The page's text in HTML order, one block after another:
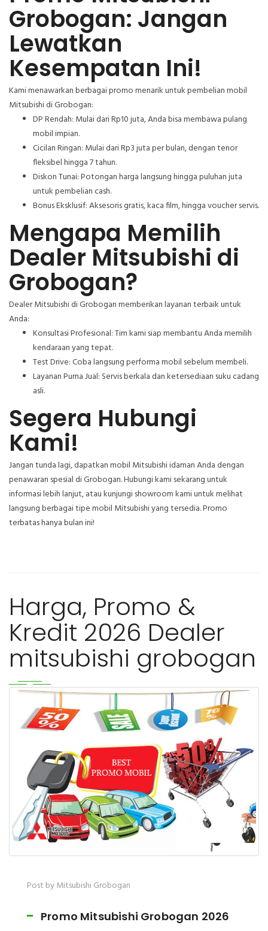
Grobogan: Jangan
Lewatkan
Kesempatan Ini!
Kami menawarkan berbagai promo menarik untuk pembelian mobil
Mitsubishi di Grobogan:
DP Rendah: Mulai dari Rp10 juta, Anda bisa membawa pulang
mobil impian.
Cicilan Ringan: Mulai dari Rp3 juta per bulan, dengan tenor
fleksibel hingga 7 tahun.
Diskon Tunai: Potongan harga langsung hingga puluhan juta
untuk pembelian cash.
Bonus Eksklusif: Aksesoris gratis, kaca film, hingga voucher servis.
Mengapa Memilih
Dealer Mitsubishi di
Grobogan?
Dealer Mitsubishi di Grobogan memberikan layanan terbaik untuk
Anda:
Konsultasi Profesional: Tim kami siap membantu Anda memilih
kendaraan yang tepat.
Test Drive: Coba langsung performa mobil sebelum membeli.
Layanan Purna Jual: Servis berkala dan ketersediaan suku cadang
asli.
Segera Hubungi
Kami!
Jangan tunda lagi, dapatkan mobil Mitsubishi idaman Anda dengan
penawaran spesial di Grobogan. Hubungi kami sekarang untuk
informasi lebih lanjut, atau kunjungi showroom kami untuk melihat
langsung berbagai tipe mobil Mitsubishi yang tersedia. Promo
terbatas hanya bulan ini!
Harga, Promo &
Kredit 2026 Dealer
mitsubishi grobogan
Post by Mitsubishi Grobogan
Promo Mitsubishi Grobogan 2026